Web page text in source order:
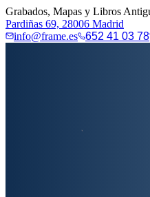
Grabados, Mapas y Libros
Pardiñas 69, 28006 Madrid
info@frame.es
652 41 03 78